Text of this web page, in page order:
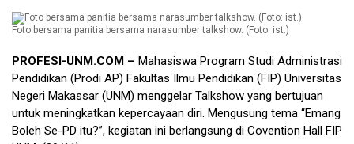
Foto bersama panitia bersama narasumber talkshow. (Foto: ist.)
PROFESI-UNM.COM – Mahasiswa Program Studi Administrasi
Pendidikan (Prodi AP) Fakultas Ilmu Pendidikan (FIP) Universitas
Negeri Makassar (UNM) menggelar Talkshow yang bertujuan
untuk meningkatkan kepercayaan diri. Mengusung tema “Emang
Boleh Se-PD itu?”, kegiatan ini berlangsung di Covention Hall FIP